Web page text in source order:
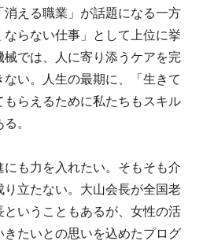
える職業」が話題になる一方
らない仕事」として上位に挙
では、人に寄り添うケアを完
い。人生の最期に、「生きて
らえるために私たちもスキル
。
も力を入れたい。そもそも介
立たない。大山会長が全国老
いうこともあるが、女性の活
たいとの思いを込めたプログ